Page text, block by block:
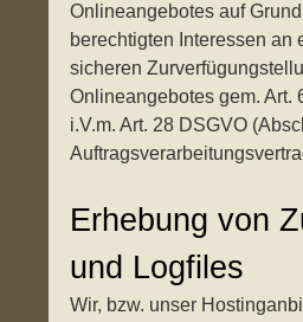
Onlineangebotes auf
berechtigten Interessen an
sicheren
Onlineangebotes gem. Art.
i.V.m. Art. 28 DSGVO
Erhebung von
und Logfiles
Wir, bzw. unser